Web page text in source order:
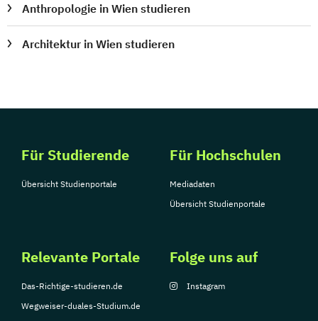
Anthropologie in Wien studieren
Architektur in Wien studieren
Für Studierende
Übersicht Studienportale
Für Hochschulen
Mediadaten
Übersicht Studienportale
Relevante Portale
Das-Richtige-studieren.de
Wegweiser-duales-Studium.de
Folge uns auf
Instagram